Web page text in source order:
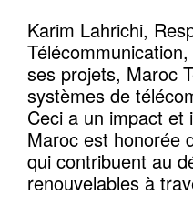
Karim Lahrichi,
ses projets, Maroc
systèmes de
Ceci a un impact et
Maroc est honorée
qui contribuent au
renouvelables à